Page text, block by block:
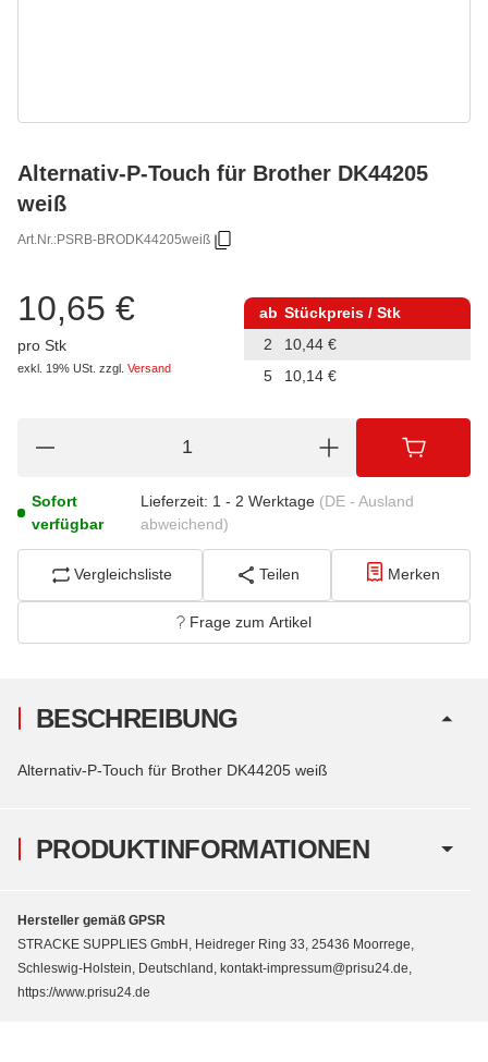
Alternativ-P-Touch für Brother DK44205
weiß
Art.Nr.:PSRB-BRODK44205weiß
10,65 €
pro Stk
exkl. 19% USt. zzgl. Versand
ab Stückpreis / Stk
2
10,44 €
5
10,14 €
Sofort
verfügbar
Lieferzeit: 1 - 2 Werktage (DE - Ausland
abweichend)
Vergleichsliste Teilen Merken
Frage zum Artikel
PRODUKTINFORMATIONEN
BESCHREIBUNG
Alternativ-P-Touch für Brother DK44205 weiß
Hersteller gemäß GPSR
STRACKE SUPPLIES GmbH, Heidreger Ring 33, 25436 Moorrege,
Schleswig-Holstein, Deutschland, kontakt-impressum@prisu24.de,
https://www.prisu24.de